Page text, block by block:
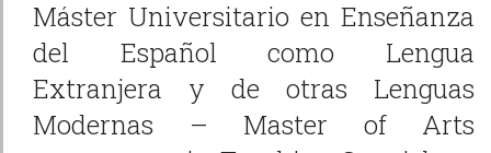
Máster Universitario en Enseñanza
del Español como Lengua
Extranjera y de otras Lenguas
Modernas – Master of Arts